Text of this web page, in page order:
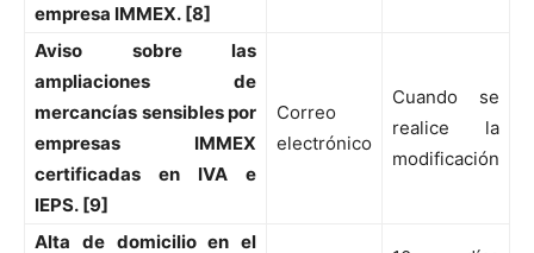
empresa IMMEX. [8]
Aviso sobre las
ampliaciones de
mercancías sensibles por
empresas IMMEX
certificadas en IVA e
IEPS. [9]
Correo
electrónico
Cuando se
realice la
modificación
Alta de domicilio en el